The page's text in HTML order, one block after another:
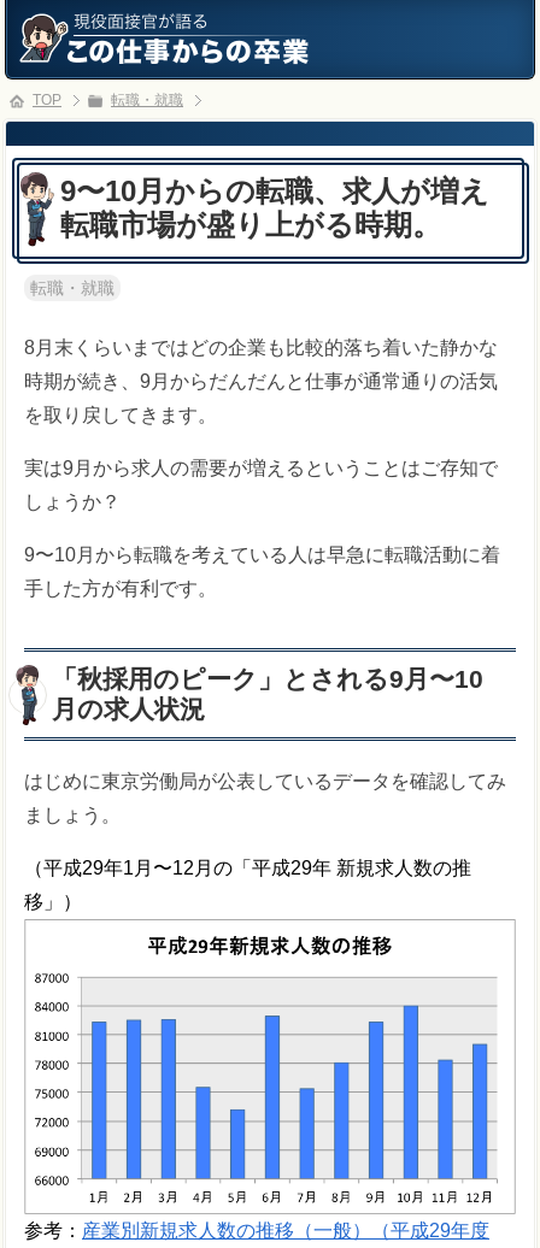
TOP 転職・就職
9〜10月からの転職、求人が増え
転職市場が盛り上がる時期。
転職・就職
8月末くらいまではどの企業も比較的落ち着いた静かな
時期が続き、9月からだんだんと仕事が通常通りの活気
を取り戻してきます。
実は9月から求人の需要が増えるということはご存知で
しょうか？
9〜10月から転職を考えている人は早急に転職活動に着
手した方が有利です。
「秋採用のピーク」とされる9月〜10
月の求人状況
はじめに東京労働局が公表しているデータを確認してみ
ましょう。
（平成29年1月〜12月の「平成29年 新規求人数の推
移」）
参考： 産業別新規求人数の推移（一般）（平成29年度